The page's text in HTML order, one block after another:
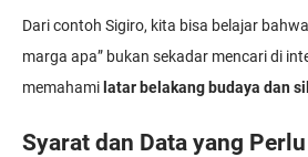
Dari contoh Sigiro, kita bisa belajar
marga apa” bukan sekadar mencari di
memahami latar belakang budaya dan
Syarat dan Data yang